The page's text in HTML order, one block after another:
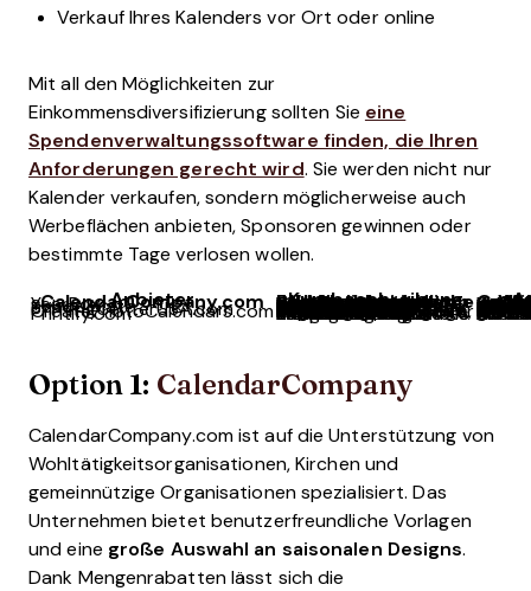
Verkauf Ihres Kalenders vor Ort oder online
Mit all den Möglichkeiten zur
Einkommensdiversifizierung sollten Sie eine
Spendenverwaltungssoftware finden, die Ihren
Anforderungen gerecht wird. Sie werden nicht nur
Kalender verkaufen, sondern möglicherweise auch
Werbeflächen anbieten, Sponsoren gewinnen oder
bestimmte Tage verlosen wollen.
Anbieter Kurzbeschreibung Am
CalendarCompany.com Benutzerfreundliche Vorlage mit Möglichkeiten, Werbeanzeigen von Hauptsponsoren einzubinden.
YearBox Einfache Online-Bestellung mit transparenter Preisgestaltung und Rabatten für gemeinnützige Organisationen. Kirchen, die persönlichen Kundenservice
SchoolMate Integrieren Sie Ihr individuelles Logo und Ihre Farben, um Ihren Kalender an den Charakter Ihrer Kirche anzupassen. Kleinere Gemeinden, die ihre Kalender mit
PrintingCenterUSA.com Hochwertige, individuell anpassbare Kalender mit Sponsorenoptionen und Fundraising-Vorlagen. Vordesignte
CreatePhotoCalendars.com Vielseitige Lösung mit einfachen Designtools, Online-Shops und vollständig anpassbaren Fotokalendern – sogar bis hin zu den Tagesfeldern. Individuell gestaltete
Printify.com Print-on-Demand-Lösung für risikoarmes und bestandsloses Fundraising mit einfachen Designtools und vollständiger Integration in Online-Shops. Kirchen, die eine moderne Fundraising-Aktion ohne Risiko und
Option 1: CalendarCompany
CalendarCompany.com ist auf die Unterstützung von
Wohltätigkeitsorganisationen, Kirchen und
gemeinnützige Organisationen spezialisiert. Das
Unternehmen bietet benutzerfreundliche Vorlagen
und eine große Auswahl an saisonalen Designs.
Dank Mengenrabatten lässt sich die